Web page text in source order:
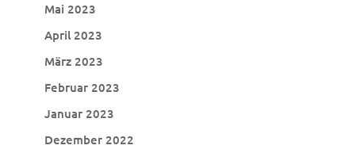
Mai 2023
April 2023
März 2023
Februar 2023
Januar 2023
Dezember 2022